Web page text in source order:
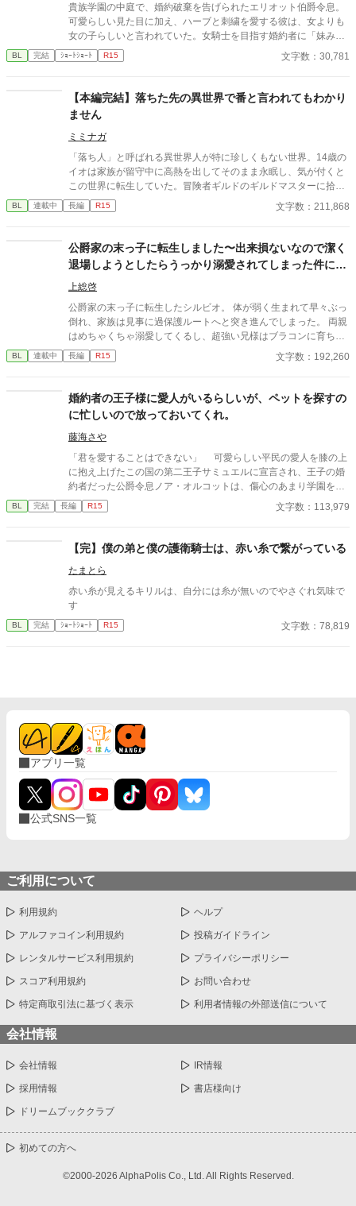
貴族学園の中庭で、婚約破棄を告げられたエリオット伯爵令息。
可愛らしい見た目に加え、ハーブと刺繍を愛する彼は、女よりも
女の子らしいと言われていた。女騎士を目指す婚約者に「妹みた
い」とバッサリ切り捨てられ、婚約解消されてしまう。 ショック
のあまり実家のハーブガーデンに引きこもっていたところ、王宮
なったエリオットは筆頭魔術師のジェラール様の執務室へ向か
う。そこでエリオットがいつものようにハーブティーを淹れたと
ころ、なぜかプロポーズされてしまい……。 「エリオット・ハ
ワード――俺と結婚しよう」 契約結婚の打診からはじまる男同士
の恋模様。 エリオットのハーブティーと刺繍に特別な力があるこ
とは、まだ秘密──。 ⭐︎表紙イラストは針山糸様に描いていただき
ました
BL 完結 ｼｮｰﾄｼｮｰﾄ R15 文字数：30,781
【本編完結】落ちた先の異世界で番と言われてもわかり
ません
ミミナガ
「落ち人」と呼ばれる異世界人が特に珍しくもない世界。14歳の
イオは家族が留守中に高熱を出してそのまま永眠し、気が付くと
この世界に転生していた。冒険者ギルドのギルドマスターに拾わ
れ5年が経ち、Cランク冒険者として採取を専門に細々と生計を立
てていた。 ある日Sランク冒険者のオオカミ獣人と出会い、猛
人族であるイオには番の感覚がわからないので戸惑うばかり。使
命も役割もチートもない異世界転生で健気に生きていく自己肯定
感低めの真面目な青年と、甘やかしてくれるハイスペック年上オ
オカミ獣人の話です。 ベッタベタの王道異世界転生BLを目指し
ました。 本編完結。番外編は不定期更新です。R-15は保険。
コメント欄に関しまして、ネタバレ配慮は特にしていませんの
でネタバレ厳禁の方はご注意下さい。
BL 連載中 長編 R15 文字数：211,868
公爵家の末っ子に転生しました〜出来損ないなので潔く
退場しようとしたらうっかり溺愛されてしまった件につ
いて〜
上総啓
公爵家の末っ子に転生したシルビオ。 体が弱く生まれて早々ぶっ
倒れ、家族は見事に過保護ルートへと突き進んでしまった。 両親
はめちゃくちゃ溺愛してくるし、超強い兄様はブラコンに育ち弟
絶対守るマンに……。 せっかくファンタジーの世界に転生したん
だから魔法も使えたり？と思ったら、我が家に代々伝わる上位氷
く『神聖魔法』？というか『神聖魔法』を操れるのは神に選ばれ
た愛し子だけ……？ どうせ余命幾ばくもない出来損ないなら仕方
ない、お荷物の僕はさっさと今世からも退場しよう……と思って
たのに？ 偶然騎士たちを神聖魔法で救って、何故か天使と呼ばれ
て崇められたり。終いには帝国最強の狂血皇子に溺愛されて囲わ
れちゃったり……いやいやちょっと待て。魔王様、主神様、まさ
かアンタらも？ ……ってあれ、なんかめちゃくちゃ囲われてな
い？？ ――― 病弱ならどうせすぐ死ぬかー。ならちょっとばかし
遊んでもいいよね？と自由にやってたら無駄に最強な奴らに溺愛
BL 連載中 長編 R15 文字数：192,260
婚約者の王子様に愛人がいるらしいが、ペットを探すの
に忙しいので放っておいてくれ。
藤海さや
「君を愛することはできない」 可愛らしい平民の愛人を膝の上
に抱え上げたこの国の第二王子サミュエルに宣言され、王子の婚
約者だった公爵令息ノア・オルコットは、傷心のあまり学園を飛
び出してしまった……というのが学園の生徒たちの認識である。
だがノアの本当の目的は、行方不明の自分のペット（魔王の側
目的地へ向かう途中、ノアは完璧な変装をしていたにも関わら
ず、何故かノアを追ってきたらしい王子サミュエルに捕まってし
まう。 ◇拙作「僕が勇者に殺された件。」に出てきたノアの話で
すが、一応単体でも読めます。 ◇テキトー設定。細かいツッコミ
はご容赦ください。見切り発車なので不定期更新となります。
BL 完結 長編 R15 文字数：113,979
【完】僕の弟と僕の護衛騎士は、赤い糸で繋がっている
たまとら
赤い糸が見えるキリルは、自分には糸が無いのでやさぐれ気味で
す
BL 完結 ｼｮｰﾄｼｮｰﾄ R15 文字数：78,819
アプリ一覧
公式SNS一覧
ご利用について
利用規約 ヘルプ
アルファコイン利用規約 投稿ガイドライン
レンタルサービス利用規約 プライバシーポリシー
スコア利用規約 お問い合わせ
特定商取引法に基づく表示 利用者情報の外部送信について
会社情報
会社情報 IR情報
採用情報 書店様向け
ドリームブッククラブ
初めての方へ
©2000-2026 AlphaPolis Co., Ltd. All Rights Reserved.